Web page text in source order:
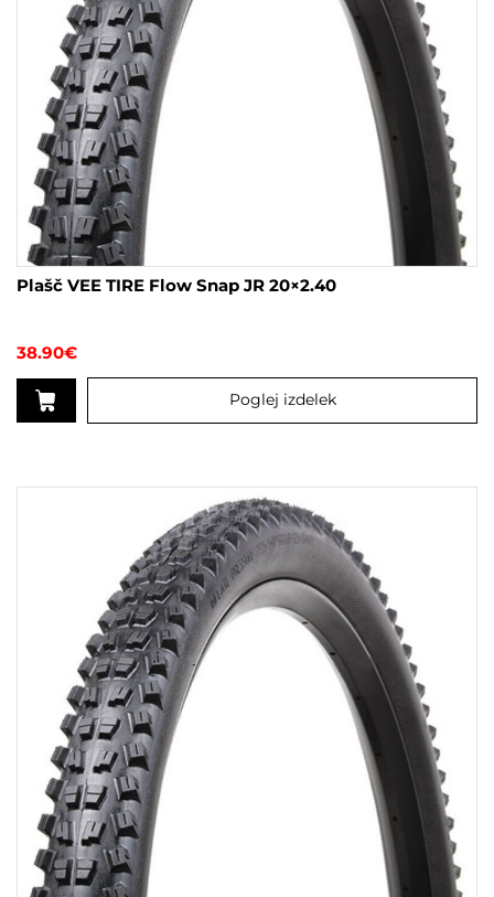
Plašč VEE TIRE Flow Snap JR 20×2.40
38.90€
Poglej izdelek